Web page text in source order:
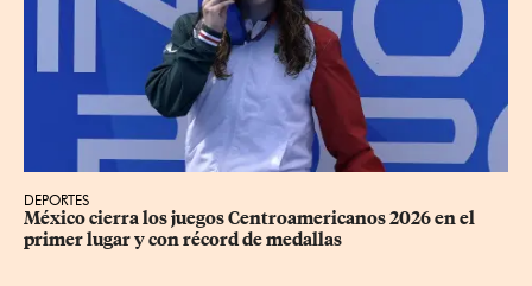
DEPORTES
México cierra los juegos Centroamericanos 2026 en el
primer lugar y con récord de medallas